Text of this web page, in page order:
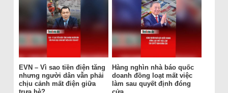
EVN – Vì sao tiền điện tăng
nhưng người dân vẫn phải
chịu cảnh mất điện giữa
Hàng nghìn nhà báo quốc
doanh đồng loạt mất việc
làm sau quyết định đóng